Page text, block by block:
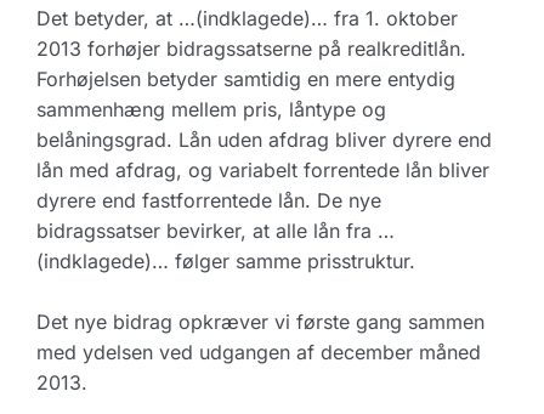
Det betyder, at …(indklagede)… fra 1. oktober
2013 forhøjer bidragssatserne på realkreditlån.
Forhøjelsen betyder samtidig en mere entydig
sammenhæng mellem pris, låntype og
belåningsgrad. Lån uden afdrag bliver dyrere end
lån med afdrag, og variabelt forrentede lån bliver
dyrere end fastforrentede lån. De nye
bidragssatser bevirker, at alle lån fra …
(indklagede)… følger samme prisstruktur.
Det nye bidrag opkræver vi første gang sammen
med ydelsen ved udgangen af december måned
2013.